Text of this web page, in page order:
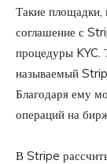
Такие площадки,
соглашение с
процедуры KYC.
называемый
Благодаря ему
операций на
В Stripe